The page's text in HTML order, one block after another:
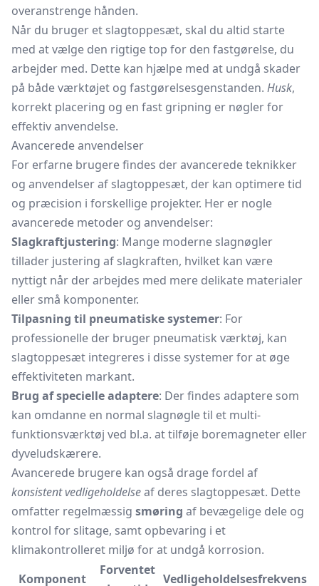
overanstrenge hånden.
Når du bruger et slagtoppesæt, skal du altid starte
med at vælge den rigtige top for den fastgørelse, du
arbejder med. Dette kan hjælpe med at undgå skader
på både værktøjet og fastgørelsesgenstanden. Husk,
korrekt placering og en fast gripning er nøgler for
effektiv anvendelse.
Avancerede anvendelser
For erfarne brugere findes der avancerede teknikker
og anvendelser af slagtoppesæt, der kan optimere tid
og præcision i forskellige projekter. Her er nogle
avancerede metoder og anvendelser:
Slagkraftjustering: Mange moderne slagnøgler
tillader justering af slagkraften, hvilket kan være
nyttigt når der arbejdes med mere delikate materialer
eller små komponenter.
Tilpasning til pneumatiske systemer: For
professionelle der bruger pneumatisk værktøj, kan
slagtoppesæt integreres i disse systemer for at øge
effektiviteten markant.
Brug af specielle adaptere: Der findes adaptere som
kan omdanne en normal slagnøgletil et multi-
funktionsværktøj ved bl.a. at tilføje boremagneter eller
dyveludskærere.
Avancerede brugere kan også drage fordel af
konsistent vedligeholdelseaf deres slagtoppesæt. Dette
omfatter regelmæssig smøring af bevægelige dele og
kontrol for slitage, samt opbevaring i et
klimakontrolleret miljø for at undgå korrosion.
Komponent
Forventet
Vedligeholdelsesfrekvens